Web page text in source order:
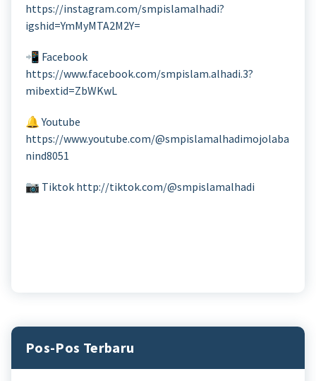
https://instagram.com/smpislamalhadi?
igshid=YmMyMTA2M2Y=
📲 Facebook
https://www.facebook.com/smpislam.alhadi.3?
mibextid=ZbWKwL
🔔 Youtube
https://www.youtube.com/@smpislamalhadimojolaba
nind8051
📷 Tiktok http://tiktok.com/@smpislamalhadi
Pos-Pos Terbaru